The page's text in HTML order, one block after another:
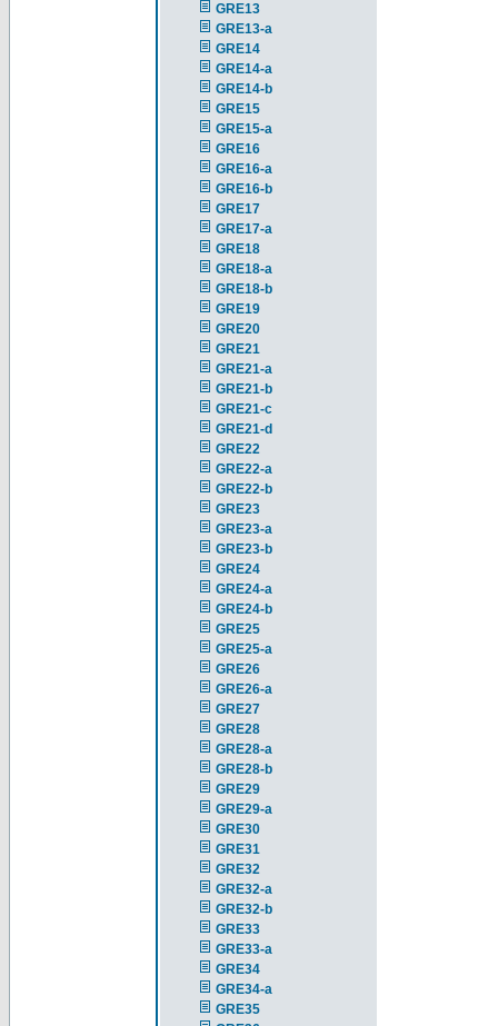
GRE13
GRE13-a
GRE14
GRE14-a
GRE14-b
GRE15
GRE15-a
GRE16
GRE16-a
GRE16-b
GRE17
GRE17-a
GRE18
GRE18-a
GRE18-b
GRE19
GRE20
GRE21
GRE21-a
GRE21-b
GRE21-c
GRE21-d
GRE22
GRE22-a
GRE22-b
GRE23
GRE23-a
GRE23-b
GRE24
GRE24-a
GRE24-b
GRE25
GRE25-a
GRE26
GRE26-a
GRE27
GRE28
GRE28-a
GRE28-b
GRE29
GRE29-a
GRE30
GRE31
GRE32
GRE32-a
GRE32-b
GRE33
GRE33-a
GRE34
GRE34-a
GRE35